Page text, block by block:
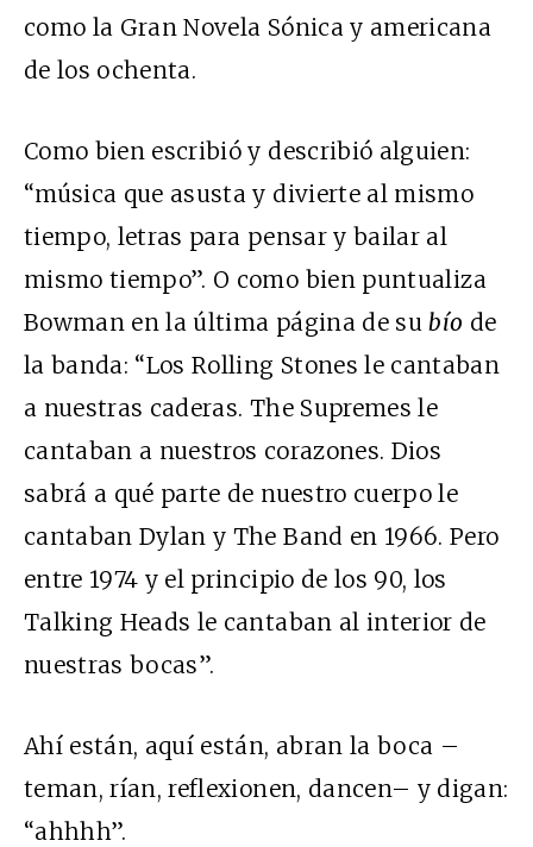
como la Gran Novela Sónica y americana
de los ochenta.
Como bien escribió y describió alguien:
“música que asusta y divierte al mismo
tiempo, letras para pensar y bailar al
mismo tiempo”. O como bien puntualiza
Bowman en la última página de subío de
la banda: “Los Rolling Stones le cantaban
a nuestras caderas. The Supremes le
cantaban a nuestros corazones. Dios
sabrá a qué parte de nuestro cuerpo le
cantaban Dylan y The Band en 1966. Pero
entre 1974 y el principio de los 90, los
Talking Heads le cantaban al interior de
nuestras bocas”.
Ahí están, aquí están, abran la boca –
teman, rían, reflexionen, dancen– y digan:
“ahhhh”.